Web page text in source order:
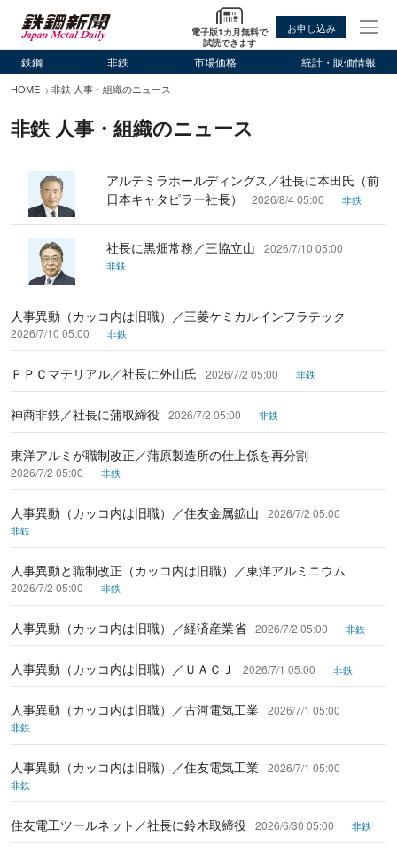
電子版1カ月無料で
試読できます
お申し込み
鉄鋼 非鉄 市場価格 統計・販価情報
HOME 非鉄 人事・組織のニュース
非鉄 人事・組織のニュース
アルテミラホールディングス／社長に本田氏（前
日本キャタピラー社長）
2026/8/4 05:00 非鉄
社長に黒畑常務／三協立山 2026/7/10 05:00
非鉄
人事異動（カッコ内は旧職）／三菱ケミカルインフラテック
2026/7/10 05:00 非鉄
ＰＰＣマテリアル／社長に外山氏 2026/7/2 05:00 非鉄
神商非鉄／社長に蒲取締役 2026/7/2 05:00 非鉄
東洋アルミが職制改正／蒲原製造所の仕上係を再分割
2026/7/2 05:00 非鉄
人事異動（カッコ内は旧職）／住友金属鉱山 2026/7/2 05:00
非鉄
人事異動と職制改正（カッコ内は旧職）／東洋アルミニウム
2026/7/2 05:00 非鉄
人事異動（カッコ内は旧職）／経済産業省 2026/7/2 05:00 非鉄
人事異動（カッコ内は旧職）／ＵＡＣＪ 2026/7/1 05:00 非鉄
人事異動（カッコ内は旧職）／古河電気工業 2026/7/1 05:00
非鉄
人事異動（カッコ内は旧職）／住友電気工業 2026/7/1 05:00
非鉄
住友電工ツールネット／社長に鈴木取締役 2026/6/30 05:00 非鉄